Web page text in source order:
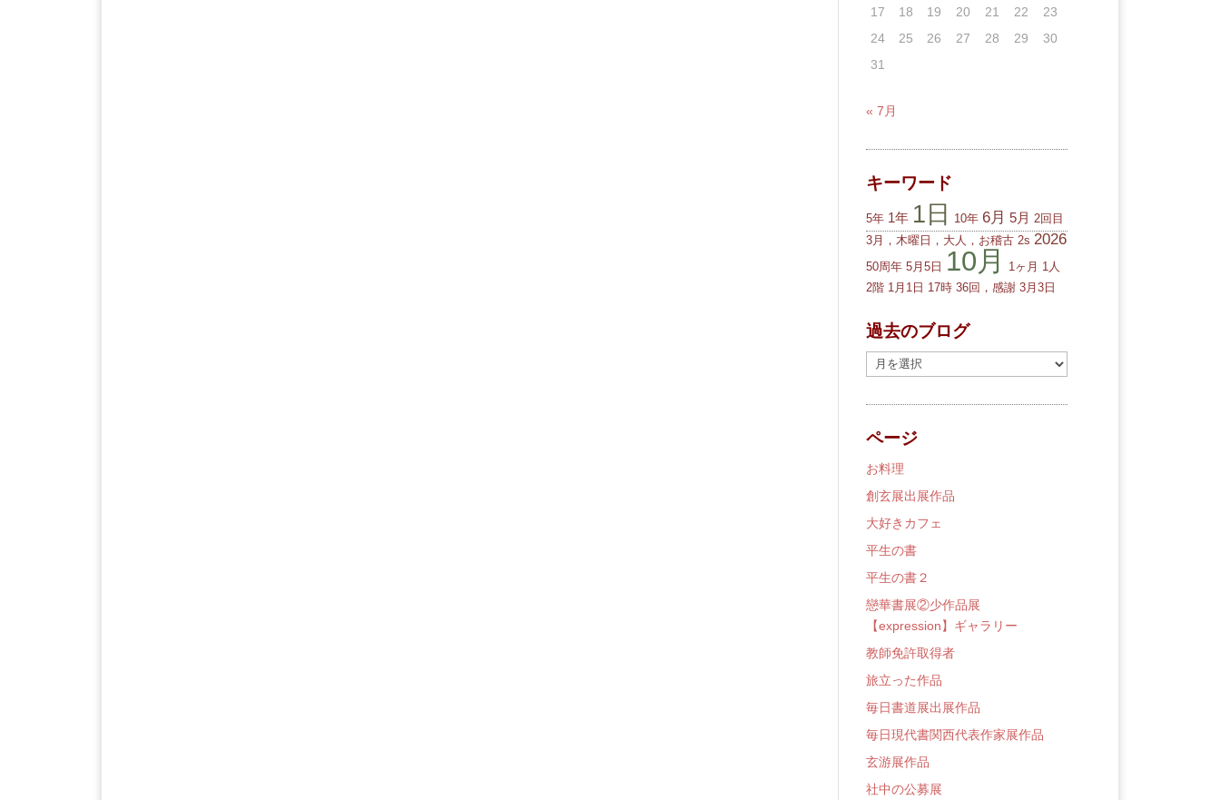
17
18 19 20 21 22
23
24
25 26 27 28 29
30
31
« 7月
キーワード
5年 1年 1日 10年 6月 5月 2回目
3月，木曜日，大人，お稽古 2s 2026
50周年 5月5日 10月 1ヶ月 1人
2階 1月1日 17時 36回，感謝 3月3日
過去のブログ
去
の
ロ
グ
ページ
お料理
創玄展出展作品
大好きカフェ
平生の書
平生の書２
戀華書展②少作品展
【expression】ギャラリー
教師免許取得者
旅立った作品
毎日書道展出展作品
毎日現代書関西代表作家展作品
玄游展作品
社中の公募展